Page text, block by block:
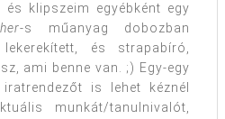
klipszeim egyébként egy
-s műanyag dobozban
és strapabíró,
ami benne van. ;) Egy-egy
is lehet kéznél
munkát/tanulnivalót,